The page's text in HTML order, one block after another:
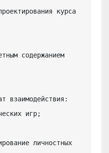
курса
содержанием
взаимодействия:
игр;
личностных